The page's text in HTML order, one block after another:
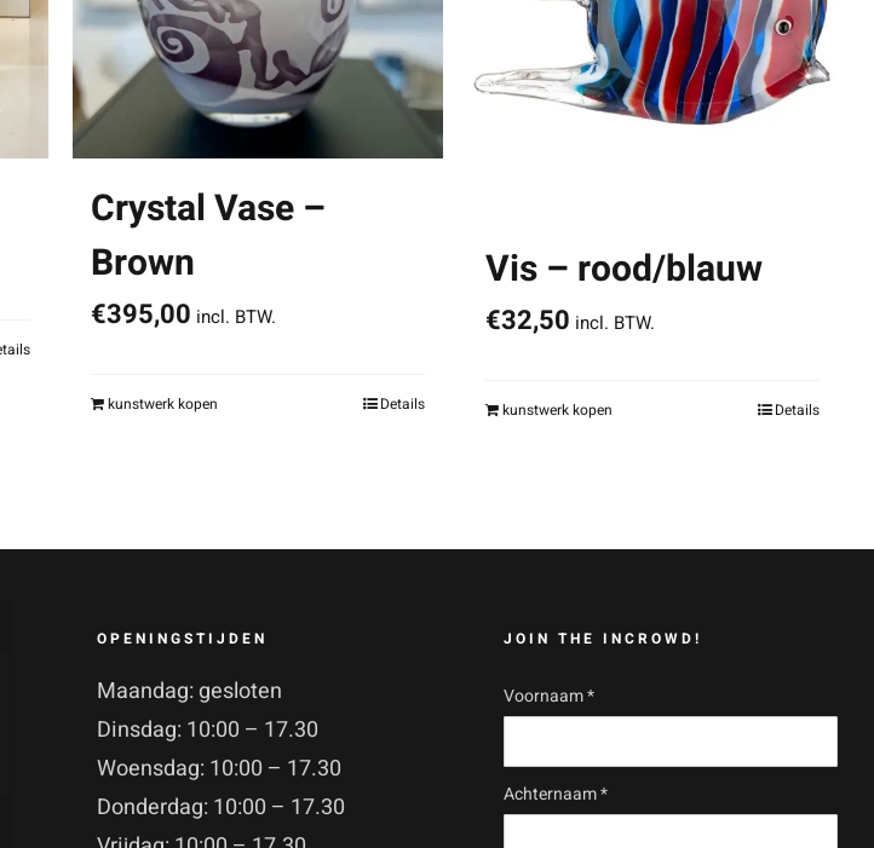
Crystal Vase –
Brown
€395,00 incl. BTW.
kunstwerk kopen Details
Vis – rood/blauw
€32,50 incl. BTW.
kunstwerk kopen Details
OPENINGSTIJDEN
Maandag: gesloten
Dinsdag: 10:00 – 17.30
Woensdag: 10:00 – 17.30
Donderdag: 10:00 – 17.30
JOIN THE INCROWD!
Voornaam*
Achternaam*